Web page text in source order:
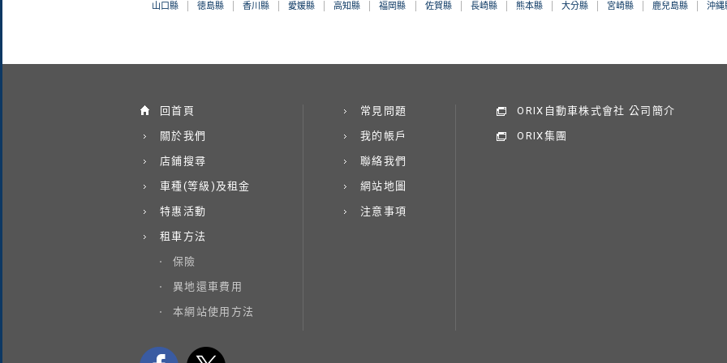
山口縣 徳島縣 香川縣 愛媛縣 高知縣 福岡縣 佐賀縣 長崎縣 熊本縣 大分縣 宮崎縣 鹿兒島縣 沖縄
回首頁
關於我們
店鋪搜尋
車種(等級)及租金
特惠活動
租車方法
保險
異地還車費用
本網站使用方法
常見問題
我的帳戶
聯絡我們
網站地圖
注意事項
ORIX自動車株式會社 公司簡介
ORIX集團